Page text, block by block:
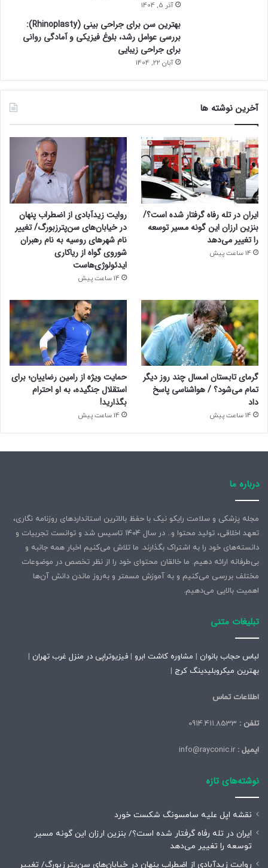
آذر 5, 1404
بهترین سن برای جراحی بینی (Rhinoplasty):
بررسی عوامل رشد، بلوغ فیزیکی و آمادگی روانی
برای جراحی زیبایی
آبان 22, 1404
آخرین نوشته ها
ایران در تله رفاه گرفتار شده است؟/
بنزین ارزان این گونه مسیر توسعه
را تغییر می‌دهد
14 ساعت پیش
روایت زیدآبادی از اضطراب پنهان
در خیابان‌های سن‌پترزبورگ/ تغییر
نام شهرهای روسیه به نام رهبران
شوروی گواه از ریاکاری
ایدئولوژی‌هاست
14 ساعت پیش
گرمای تابستان امسال چند روز دیگر
تمام می‌شود؟ / هواشناسی پاسخ
داد
14 ساعت پیش
حمایت ویژه از رامین رضاییان؛ برای
استقلال جنگیده، به او احترام
بگذارید!
14 ساعت پیش
درباره ما
مجله پزشکی و سلامت رایکو نیک با حفظ بالاترین استانداردهای روزنامه نگاری،
تعهد اخلاقی، تولید محتوا و.. در سال ۱۴۰۴ تاسیس شد و توانست تجربیات و
دانسته‌های خود را به اشتراک بگذارند. ما تلاش می‌کنیم اخبار همه جانبه و
بی‌طرفانه ارائه دهیم. ما خالقان محتوای خود را از نظر تخصص در موضوعات
مختلف بررسی می‌کنیم و به آموزش مسمتر و به‌روز ماندن دانش آن‌ها
اهمیت بالایی می‌دهیم.
تبلیغات متنی
لباس حجاب بانوان | مشاوره کاشت ابرو | فیزیوتراپی در منزل غرب تهران |
بهترین میکروبلیدینگ کرج |
اطلاعات تماس
تلفن :
ایمیل :
نوشته‌های تازه
نقشه اپل علیه سامسونگ شکست خورد
ایران در تله رفاه گرفتار شده است؟/ بنزین ارزان این گونه مسیر
توسعه را تغییر می‌دهد
روایت زیدآبادی از اضطراب پنهان در خیابان‌های سن‌پترزبورگ/ تغییر